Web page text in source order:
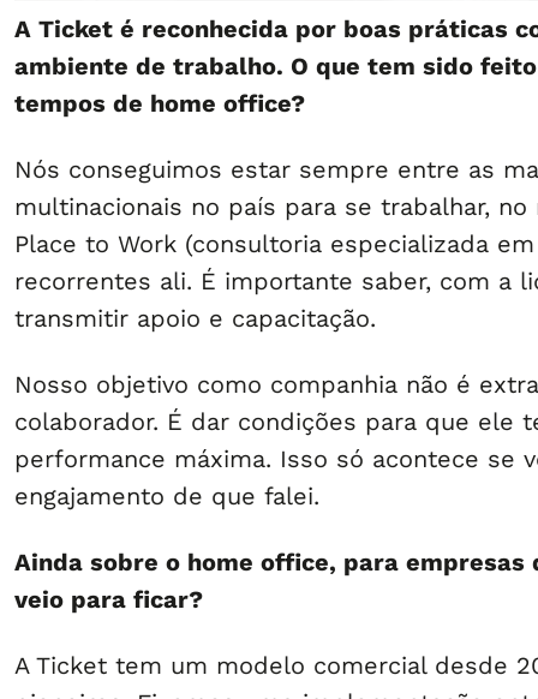
A Ticket é reconhecida por boas práticas
ambiente de trabalho. O que tem sido
tempos de home office?
Nós conseguimos estar sempre entre as
multinacionais no país para se trabalhar, no
Place to Work (consultoria especializada
recorrentes ali. É importante saber, com a
transmitir apoio e capacitação.
Nosso objetivo como companhia não é
colaborador. É dar condições para que ele
performance máxima. Isso só acontece se
engajamento de que falei.
Ainda sobre o home office, para empresas
veio para ficar?
A Ticket tem um modelo comercial desde